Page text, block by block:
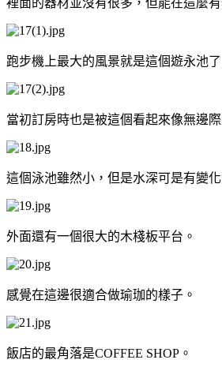
跑步機上最大的風景就是這個遊永池
當初訂房時也是被這個看起來像無邊
這個泳池雖然小，但是水深可是有變
外面還有一個很大的木棧板平台。
感覺在這邊很適合做瑜珈的樣子。
飯店的最角落是COFFEE SHOP。